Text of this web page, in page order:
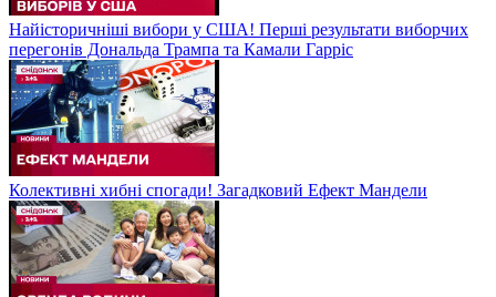
Найісторичніші вибори у США! Перші результати виборчих
перегонів Дональда Трампа та Камали Гарріс
Колективні хибні спогади! Загадковий Ефект Мандели